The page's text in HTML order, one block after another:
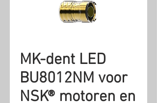
MK-dent LED
BU8012NM voor
NSK® motoren en